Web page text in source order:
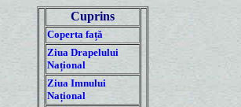
Cuprins
Coperta față
Ziua Drapelului
Național
Ziua Imnului
Național